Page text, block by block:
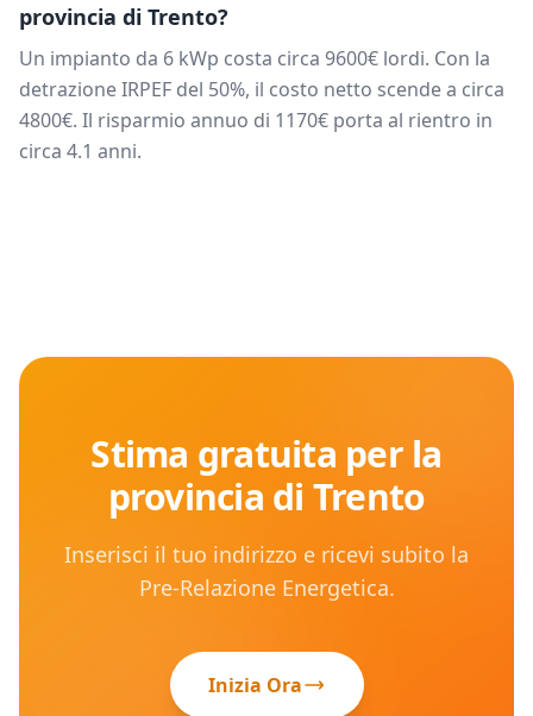
provincia di Trento?
Un impianto da 6 kWp costa circa 9600€ lordi. Con la
detrazione IRPEF del 50%, il costo netto scende a circa
4800€. Il risparmio annuo di 1170€ porta al rientro in
circa 4.1 anni.
Stima gratuita per la
provincia di Trento
Inserisci il tuo indirizzo e ricevi subito la
Pre-Relazione Energetica.
Inizia Ora